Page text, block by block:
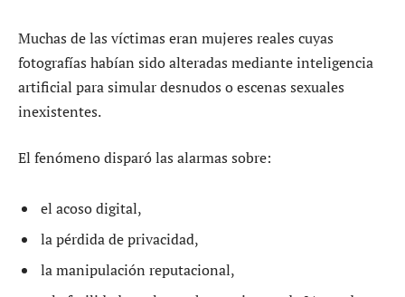
Muchas de las víctimas eran mujeres reales cuyas
fotografías habían sido alteradas mediante inteligencia
artificial para simular desnudos o escenas sexuales
inexistentes.
El fenómeno disparó las alarmas sobre:
el acoso digital,
la pérdida de privacidad,
la manipulación reputacional,